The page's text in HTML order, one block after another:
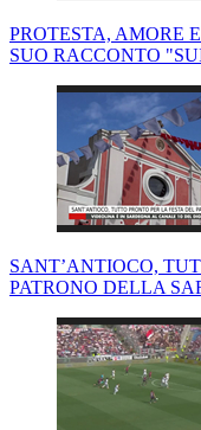
PROTESTA, AMORE
SUO RACCONTO
SANT’ANTIOCO,
PATRONO DELLA